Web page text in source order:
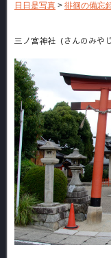
日日是写真 > 徘徊の備忘
三ノ宮神社（さんのみ